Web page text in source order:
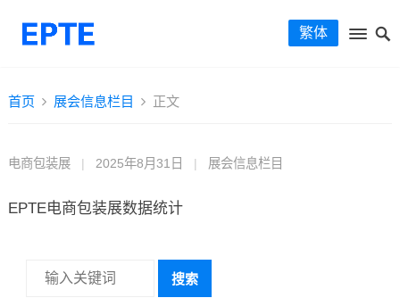
繁体
首页 展会信息栏目 正文
电商包装展 | 2025年8月31日 | 展会信息栏目
EPTE电商包装展数据统计
搜索